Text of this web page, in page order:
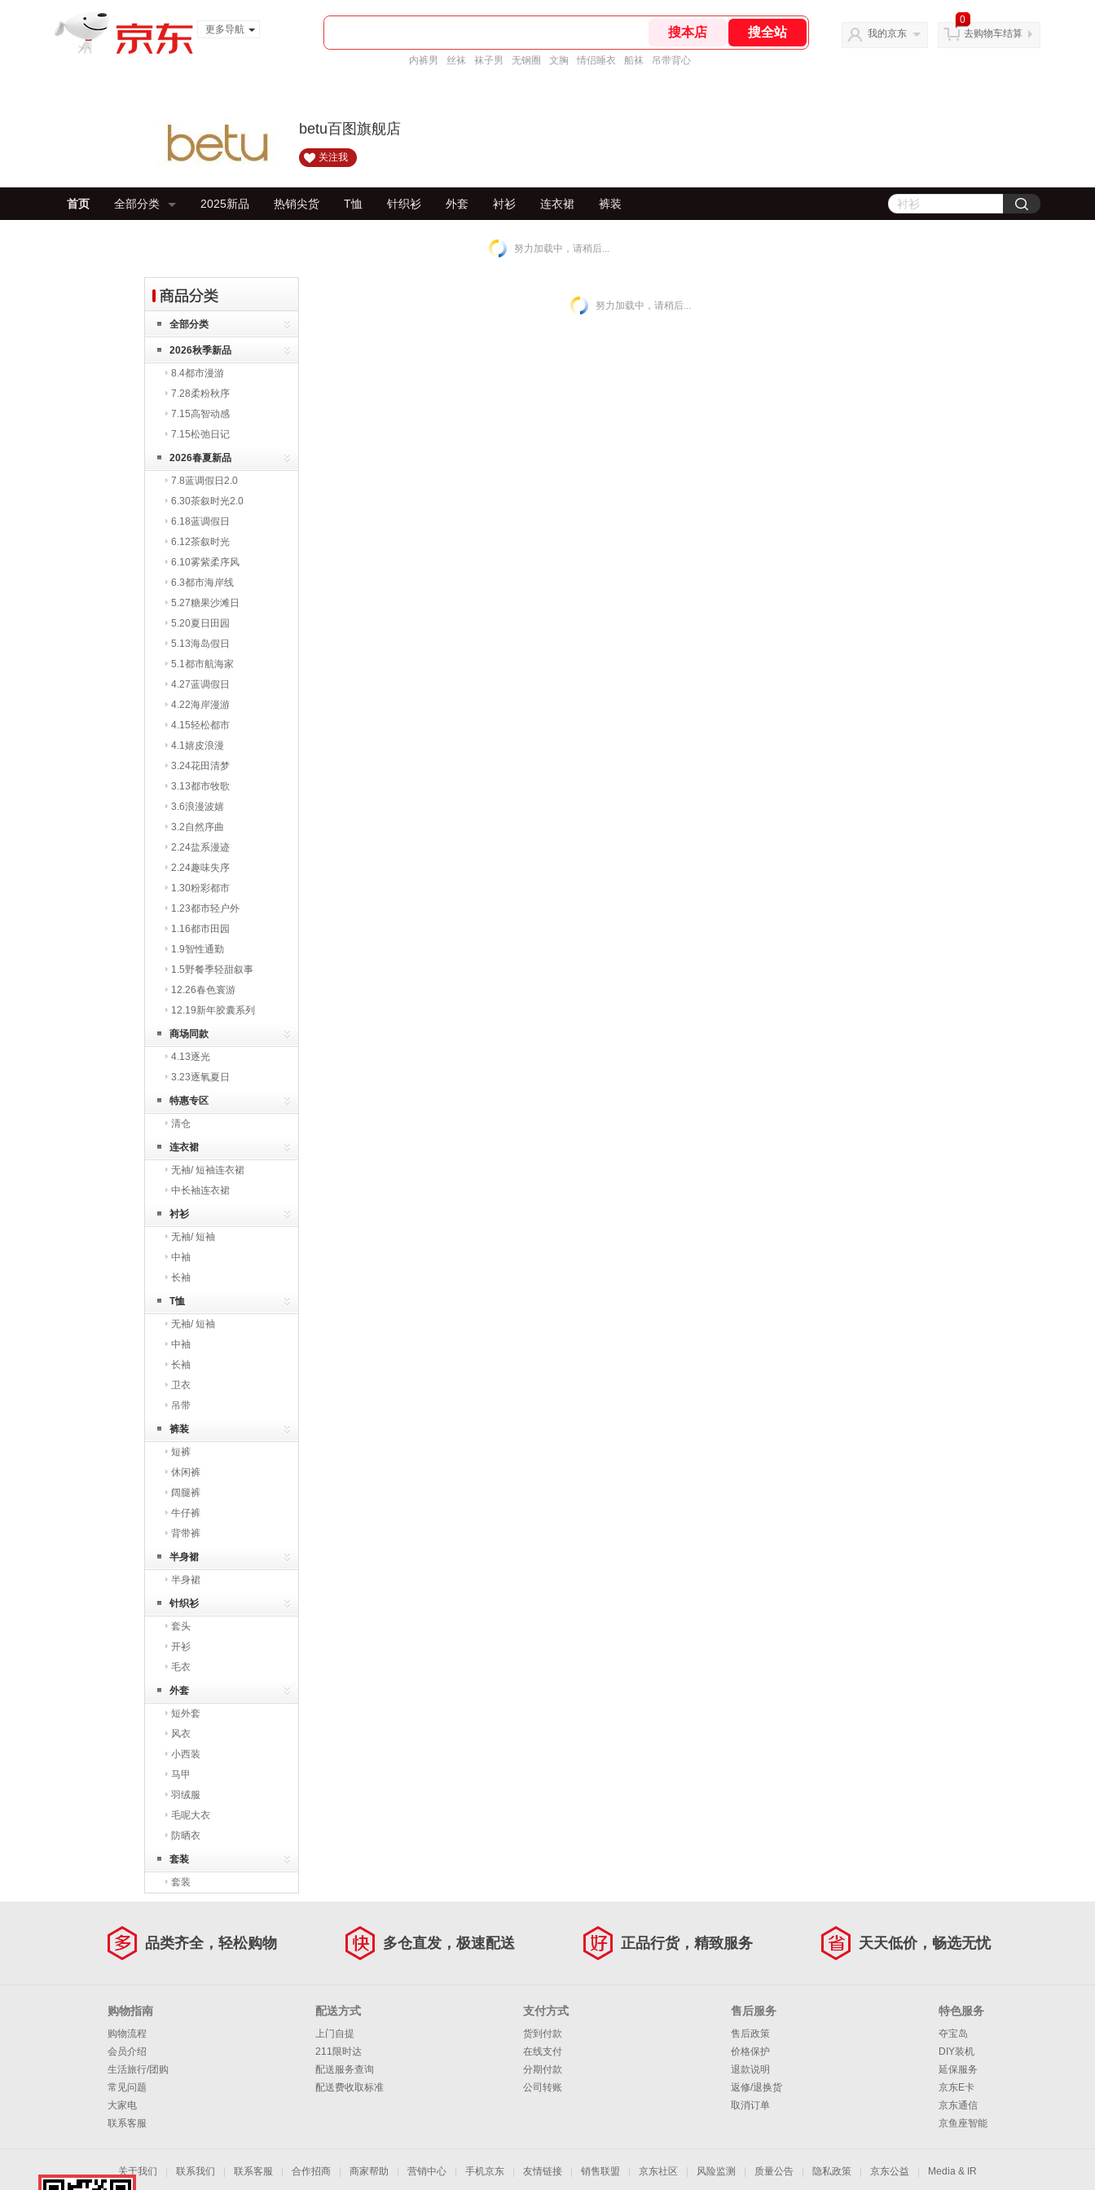
更多导航
内裤男 丝袜 袜子男 无钢圈 文胸 情侣睡衣 船袜 吊带背心
我的京东
0
去购物车结算
betu百图旗舰店
关注我
首页 全部分类 2025新品 热销尖货 T恤 针织衫 外套 衬衫 连衣裙 裤装
努力加载中，请稍后...
全部分类
2026秋季新品
8.4都市漫游
7.28柔粉秋序
7.15高智动感
7.15松弛日记
2026春夏新品
7.8蓝调假日2.0
6.30茶叙时光2.0
6.18蓝调假日
6.12茶叙时光
6.10雾紫柔序风
6.3都市海岸线
5.27糖果沙滩日
5.20夏日田园
5.13海岛假日
5.1都市航海家
4.27蓝调假日
4.22海岸漫游
4.15轻松都市
4.1嬉皮浪漫
3.24花田清梦
3.13都市牧歌
3.6浪漫波嬉
3.2自然序曲
2.24盐系漫迹
2.24趣味失序
1.30粉彩都市
1.23都市轻户外
1.16都市田园
1.9智性通勤
1.5野餐季轻甜叙事
12.26春色寰游
12.19新年胶囊系列
商场同款
4.13逐光
3.23逐氧夏日
特惠专区
清仓
连衣裙
无袖/ 短袖连衣裙
中长袖连衣裙
衬衫
无袖/ 短袖
中袖
长袖
T恤
无袖/ 短袖
中袖
长袖
卫衣
吊带
裤装
短裤
休闲裤
阔腿裤
牛仔裤
背带裤
半身裙
半身裙
针织衫
套头
开衫
毛衣
外套
短外套
风衣
小西装
马甲
羽绒服
毛呢大衣
防晒衣
套装
套装
努力加载中，请稍后...
品类齐全，轻松购物 多仓直发，极速配送 正品行货，精致服务 天天低价，畅选无忧
购物指南
购物流程
会员介绍
生活旅行/团购
常见问题
大家电
联系客服
配送方式
上门自提
211限时达
配送服务查询
配送费收取标准
支付方式
货到付款
在线支付
分期付款
公司转账
售后服务
售后政策
价格保护
退款说明
返修/退换货
取消订单
特色服务
夺宝岛
DIY装机
延保服务
京东E卡
京东通信
京鱼座智能
关于我们 联系我们 联系客服 合作招商 商家帮助 营销中心 手机京东 友情链接 销售联盟 京东社区 风险监测 质量公告 隐私政策 京东公益 Media & IR